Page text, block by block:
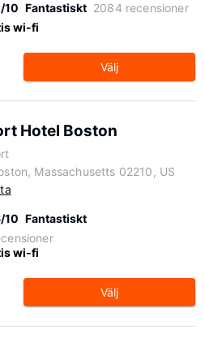
10 Fantastiskt 2084 recensioner
wi-fi
Välj
Hotel Boston
Massachusetts 02210, US
10 Fantastiskt
wi-fi
Välj